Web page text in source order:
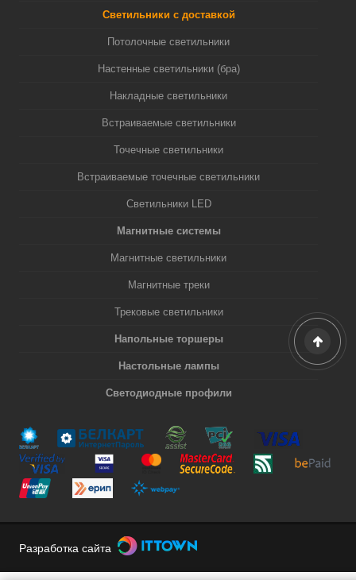
Светильники с доставкой
Потолочные светильники
Настенные светильники (бра)
Накладные светильники
Встраиваемые светильники
Точечные светильники
Встраиваемые точечные светильники
Светильники LED
Магнитные системы
Магнитные светильники
Магнитные треки
Трековые светильники
Напольные торшеры
Настольные лампы
Светодиодные профили
Разработка сайта